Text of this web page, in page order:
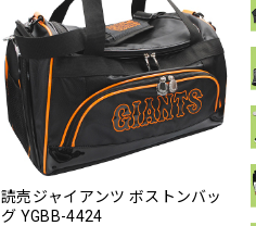
読売ジャイアンツ ボストンバッ
グ YGBB-4424